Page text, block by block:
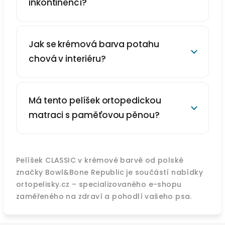
inkontinencí?
Jak se krémová barva potahu
chová v interiéru?
Má tento pelíšek ortopedickou
matraci s paměťovou pěnou?
Pelíšek CLASSIC v krémové barvě od polské
značky Bowl&Bone Republic je součástí nabídky
ortopelisky.cz – specializovaného e-shopu
zaměřeného na zdraví a pohodlí vašeho psa.